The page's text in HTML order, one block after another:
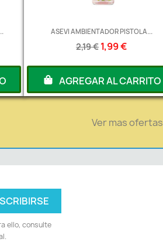
ASEVI AMBIENTADOR PISTOLA...
2,19 € 1,99 €
AGREGAR AL CARRITO
Ver mas ofertas
ello, consulte